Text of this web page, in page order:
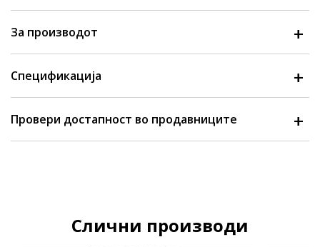
За производот
Спецификација
Провери достапност во продавниците
Слични производи